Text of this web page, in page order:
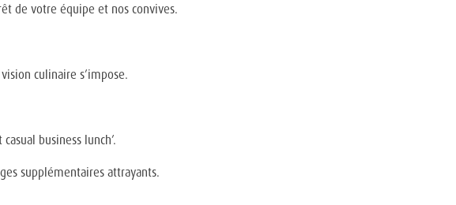
de votre équipe et nos convives.
culinaire s’impose.
business lunch’.
supplémentaires attrayants.